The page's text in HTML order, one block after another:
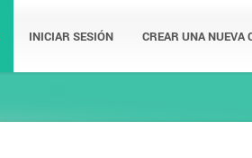
INICIAR SESIÓN CREAR UNA NUEVA